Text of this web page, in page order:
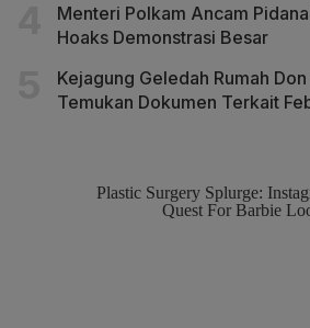
Menteri Polkam Ancam
Hoaks Demonstrasi Besar
Kejagung Geledah Rumah
Temukan Dokumen Terkait